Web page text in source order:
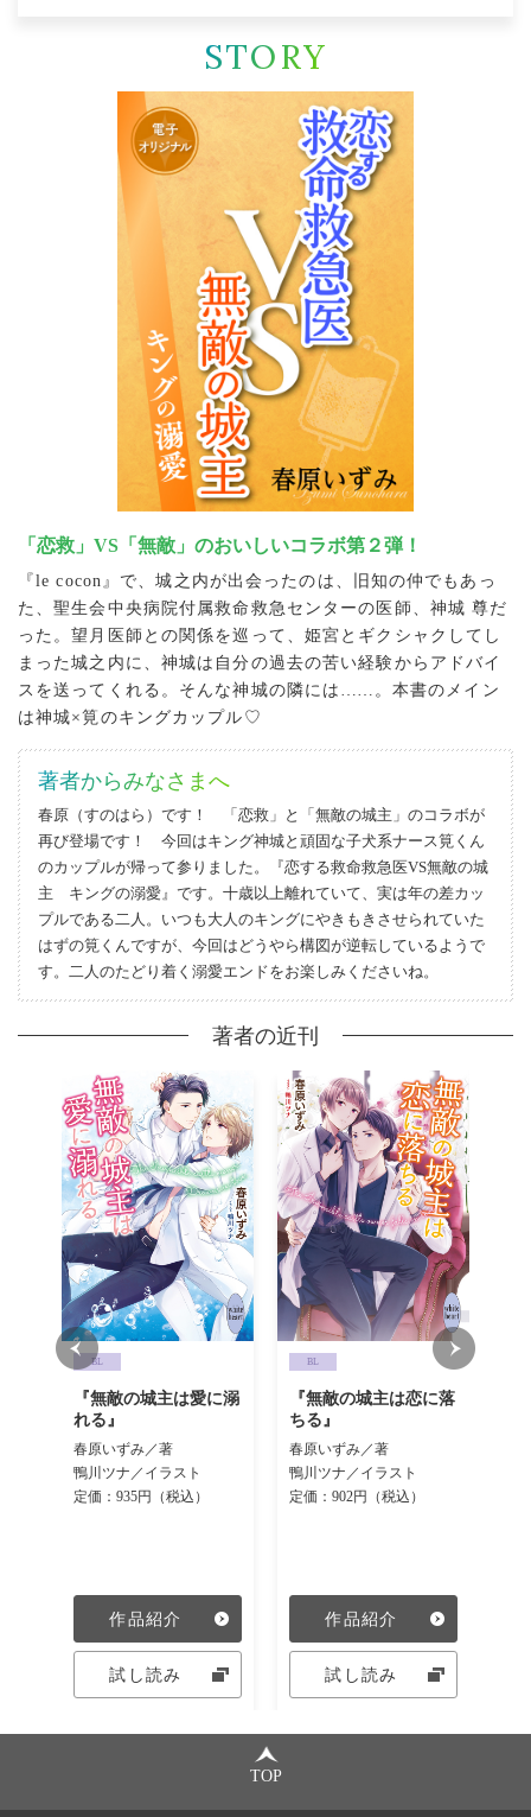
STORY
「恋救」VS「無敵」のおいしいコラボ第２弾！
『le cocon』で、城之内が出会ったのは、旧知の仲でもあっ
た、聖生会中央病院付属救命救急センターの医師、神城 尊だ
った。望月医師との関係を巡って、姫宮とギクシャクしてし
まった城之内に、神城は自分の過去の苦い経験からアドバイ
スを送ってくれる。そんな神城の隣には ……。本書のメイン
は神城×筧のキングカップル♡
著者からみなさまへ
春原（すのはら）です！ 「恋救」と「無敵の城主」のコラボが
再び登場です！ 今回はキング神城と頑固な子犬系ナース筧くん
のカップルが帰って参りました。『恋する救命救急医VS無敵の城
主 キングの溺愛』です。十歳以上離れていて、実は年の差カッ
プルである二人。いつも大人のキングにやきもきさせられていた
はずの筧くんですが、今回はどうやら構図が逆転しているようで
す。二人のたどり着く溺愛エンドをお楽しみくださいね。
著者の近刊
BL
『無敵の城主は愛に溺
れる』
春原いずみ／著
鴨川ツナ／イラスト
定価：935円（税込）
作品紹介
試し読み
BL
『無敵の城主は恋に落
ちる』
春原いずみ／著
鴨川ツナ／イラスト
定価：902円（税込）
作品紹介
試し読み
TOP